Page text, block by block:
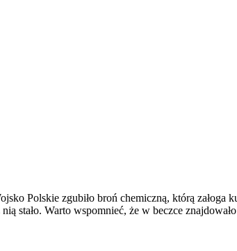
Polskie zgubiło broń chemiczną, którą załoga
stało. Warto wspomnieć, że w beczce